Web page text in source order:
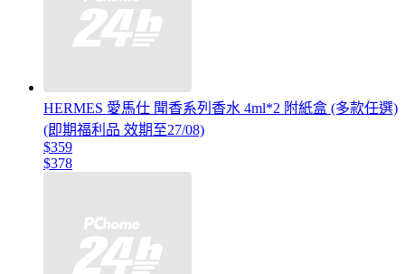
HERMES 愛馬仕 聞香系列香水 4ml*2 附紙盒 (多款任選)
(即期福利品 效期至27/08)
$359
$378